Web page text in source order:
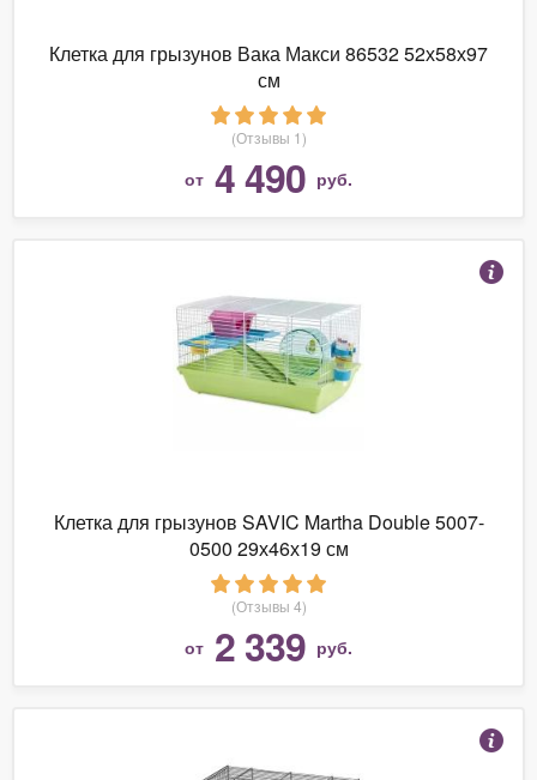
Клетка для грызунов Вака Макси 86532 52х58х97
см
(Отзывы 1)
от 4 490 руб.
Клетка для грызунов SAVIC Martha Double 5007-
0500 29х46х19 см
(Отзывы 4)
от 2 339 руб.